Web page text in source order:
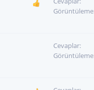
Görüntüleme
Cevaplar
Görüntüleme